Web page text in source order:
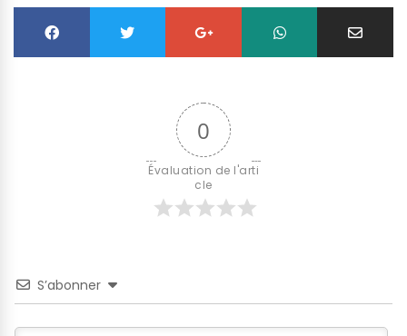
0
Évaluation de l'arti
cle
S’abonner